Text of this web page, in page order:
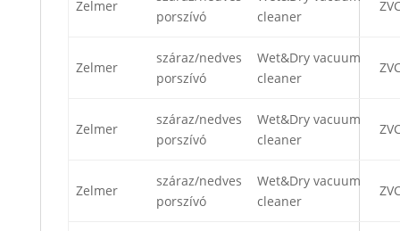
Zelmer
porszívó
cleaner
Zelmer
száraz/nedves
porszívó
Wet&Dry vacuum
cleaner
Zelmer
száraz/nedves
porszívó
Wet&Dry vacuum
cleaner
Zelmer
száraz/nedves
porszívó
Wet&Dry vacuum
cleaner